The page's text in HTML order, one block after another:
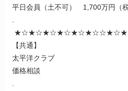
平日会員（土不可） 1,700万円（税
【共通】
太平洋クラブ
価格相談